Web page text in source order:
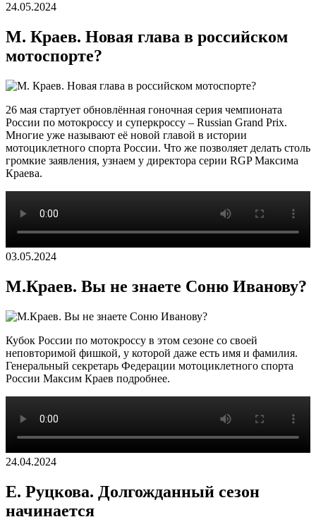
24.05.2024
М. Краев. Новая глава в российском
мотоспорте?
26 мая стартует обновлённая гоночная серия чемпионата
России по мотокроссу и суперкроссу – Russian Grand Prix.
Многие уже называют её новой главой в истории
мотоциклетного спорта России. Что же позволяет делать столь
громкие заявления, узнаем у директора серии RGP Максима
Краева.
03.05.2024
М.Краев. Вы не знаете Соню Иванову?
Кубок России по мотокроссу в этом сезоне со своей
неповторимой фишкой, у которой даже есть имя и фамилия.
Генеральный секретарь Федерации мотоциклетного спорта
России Максим Краев подробнее.
24.04.2024
Е. Руцкова. Долгожданный сезон
начинается